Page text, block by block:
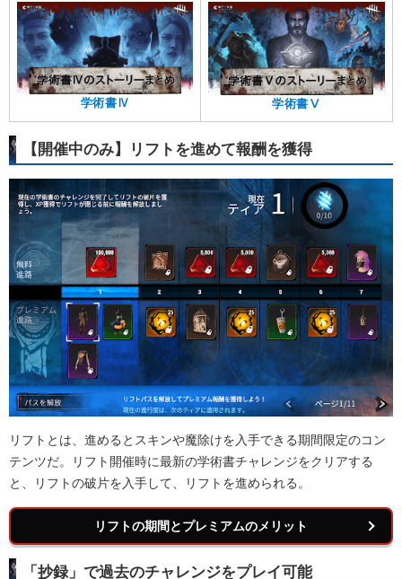
学術書Ⅳ 学術書Ⅴ
【開催中のみ】リフトを進めて報酬を獲得
リフトとは、進めるとスキンや魔除けを入手できる期間限定のコン
テンツだ。リフト開催時に最新の学術書チャレンジをクリアする
と、リフトの破片を入手して、リフトを進められる。
リフトの期間とプレミアムのメリット
「抄録」で過去のチャレンジをプレイ可能